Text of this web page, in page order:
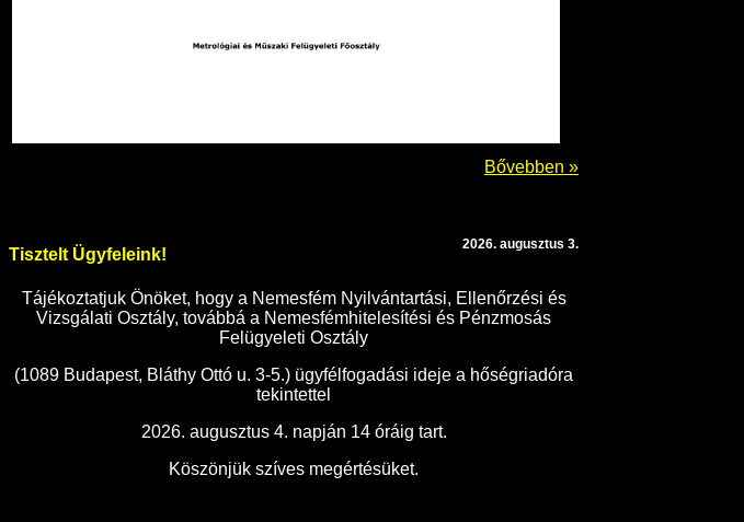
Bővebben »
2026. augusztus 3.
Tisztelt Ügyfeleink!
Tájékoztatjuk Önöket, hogy a Nemesfém Nyilvántartási, Ellenőrzési és
Vizsgálati Osztály, továbbá a Nemesfémhitelesítési és Pénzmosás
Felügyeleti Osztály
(1089 Budapest, Bláthy Ottó u. 3-5.) ügyfélfogadási ideje a hőségriadóra
tekintettel
2026. augusztus 4. napján 14 óráig tart.
Köszönjük szíves megértésüket.